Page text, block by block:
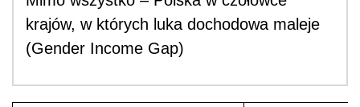
krajów, w których luka dochodowa maleje
(Gender Income Gap)